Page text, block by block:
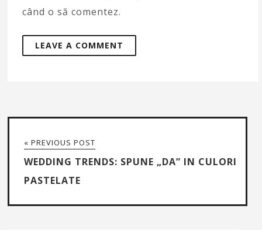
când o să comentez.
« PREVIOUS POST
WEDDING TRENDS: SPUNE „DA” IN CULORI
PASTELATE